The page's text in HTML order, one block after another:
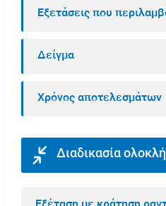
Εξετάσεις που
Δείγμα
Χρόνος αποτελεσμάτων
Διαδικασία